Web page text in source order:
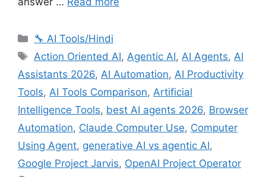
Categories
🔧 AI Tools/Hindi
Tags
Action Oriented AI,Agentic AI,AI Agents,AI
Assistants 2026, AI Automation, AI Productivity
Tools, AI Tools Comparison, Artificial
Intelligence Tools, best AI agents 2026, Browser
Automation, Claude Computer Use, Computer
Using Agent, generative AI vs agentic AI,
Google Project Jarvis, OpenAI Project Operator